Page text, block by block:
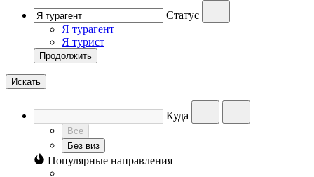
Статус
Я турагент
Я турист
Продолжить
Искать
Куда
Все
Без виз
Популярные направления